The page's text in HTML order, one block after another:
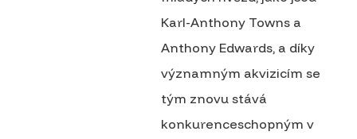
Karl-Anthony Towns a
Anthony Edwards, a díky
významným akvizicím se
tým znovu stává
konkurenceschopným v